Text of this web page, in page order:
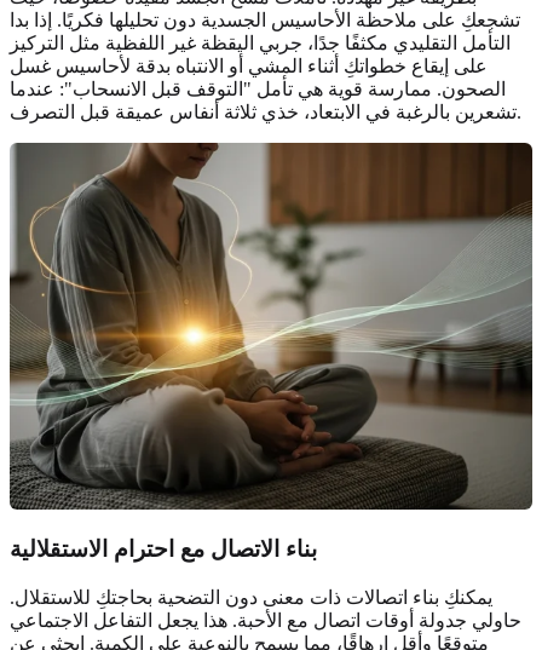
تشجعكِ على ملاحظة الأحاسيس الجسدية دون تحليلها فكريًا. إذا بدا
التأمل التقليدي مكثفًا جدًا، جربي اليقظة غير اللفظية مثل التركيز
على إيقاع خطواتكِ أثناء المشي أو الانتباه بدقة لأحاسيس غسل
الصحون. ممارسة قوية هي تأمل "التوقف قبل الانسحاب": عندما
تشعرين بالرغبة في الابتعاد، خذي ثلاثة أنفاس عميقة قبل التصرف.
بناء الاتصال مع احترام الاستقلالية
يمكنكِ بناء اتصالات ذات معنى دون التضحية بحاجتكِ للاستقلال.
حاولي جدولة أوقات اتصال مع الأحبة. هذا يجعل التفاعل الاجتماعي
متوقعًا وأقل إرهاقًا، مما يسمح بالنوعية على الكمية. ابحثي عن